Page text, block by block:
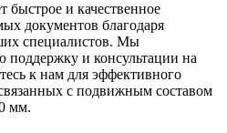
быстрое и качественное
документов благодаря
специалистов. Мы
поддержку и консультации на
к нам для эффективного
с подвижным составом
мм.